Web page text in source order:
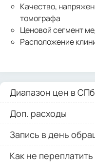
Качество,
томографа
Ценовой сегмент
Расположение
Диапазон цен в СПб
Доп. расходы
Запись в день
Как не переплатить